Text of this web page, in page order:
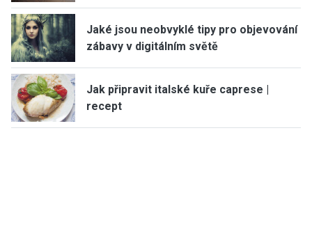
Jaké jsou neobvyklé tipy pro objevování
zábavy v digitálním světě
Jak připravit italské kuře caprese |
recept